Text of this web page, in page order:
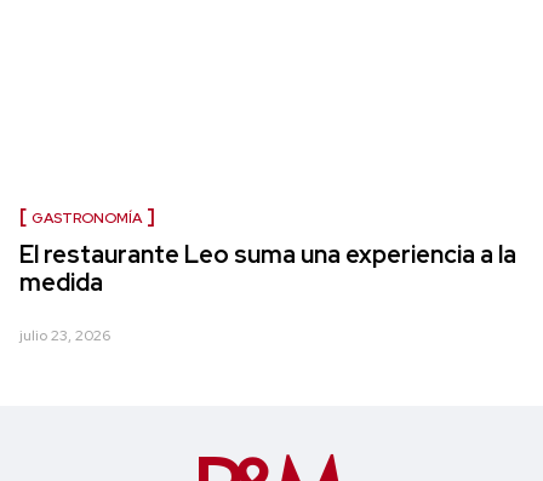
GASTRONOMÍA
El restaurante Leo suma una experiencia a la
medida
julio 23, 2026